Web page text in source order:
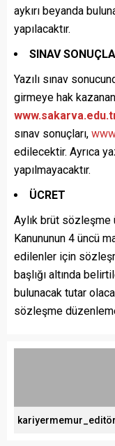
aykırı beyanda
yapılacaktır.
SINAV
Yazılı sınav
girmeye hak
sınav sonuçları,
edilecektir. Ayrıca
yapılmayacaktır.
ÜCRET
Aylık brüt sözleşme
Kanununun 4 üncü
edilenler için
başlığı altında
bulunacak tutar
sözleşme
kariyermemur_editör